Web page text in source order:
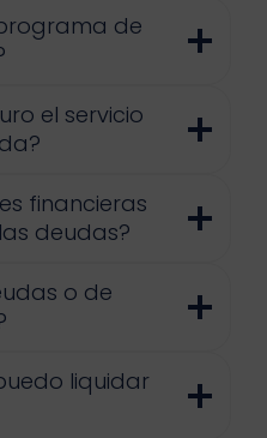
de
el servicio
financieras
deudas?
o de
liquidar